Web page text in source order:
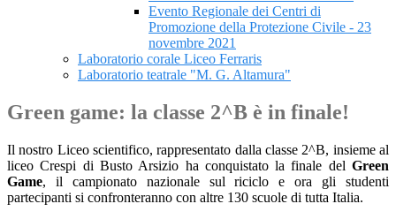
Evento Regionale dei Centri di
Promozione della Protezione Civile - 23
novembre 2021
Laboratorio corale Liceo Ferraris
Laboratorio teatrale "M. G. Altamura"
Green game: la classe 2^B è in finale!
Il nostro Liceo scientifico, rappresentato dalla classe 2^B, insieme al
liceo Crespi di Busto Arsizio ha conquistato la finale del Green
Game, il campionato nazionale sul riciclo e ora gli studenti
partecipanti si confronteranno con altre 130 scuole di tutta Italia.